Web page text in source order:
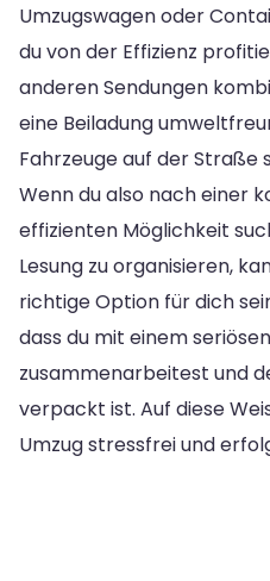
Umzugswagen oder
du von der Effizienz
anderen Sendungen
eine Beiladung
Fahrzeuge auf der Straße
Wenn du also nach einer
effizienten Möglichkeit
Lesung zu organisieren,
richtige Option für dich
dass du mit einem
zusammenarbeitest und
verpackt ist. Auf diese
Umzug stressfrei und